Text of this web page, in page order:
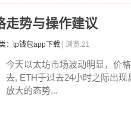
走势与操作建议
：tp钱包app下载 | 浏览:21
今天以太坊市场波动明显，价
去, ETH于过去24小时之际出
放大的态势...